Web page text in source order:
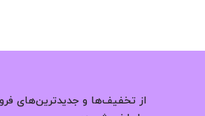
از تخفیف‌ها و جدیدترین‌های